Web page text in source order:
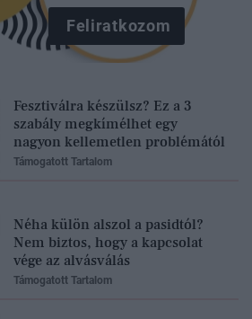
Feliratkozom
Fesztiválra készülsz? Ez a 3
szabály megkímélhet egy
nagyon kellemetlen problémától
Támogatott Tartalom
Néha külön alszol a pasidtól?
Nem biztos, hogy a kapcsolat
vége az alvásválás
Támogatott Tartalom